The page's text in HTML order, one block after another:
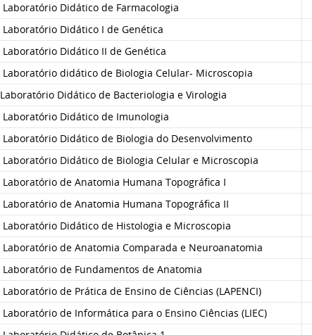
Laboratório Didático de Farmacologia
Laboratório Didático I de Genética
Laboratório Didático II de Genética
Laboratório didático de Biologia Celular- Microscopia
Laboratório Didático de Bacteriologia e Virologia
Laboratório Didático de Imunologia
Laboratório Didático de Biologia do Desenvolvimento
Laboratório Didático de Biologia Celular e Microscopia
Laboratório de Anatomia Humana Topográfica I
Laboratório de Anatomia Humana Topográfica II
Laboratório Didático de Histologia e Microscopia
Laboratório de Anatomia Comparada e Neuroanatomia
Laboratório de Fundamentos de Anatomia
Laboratório de Prática de Ensino de Ciências (LAPENCI)
Laboratório de Informática para o Ensino Ciências (LIEC)